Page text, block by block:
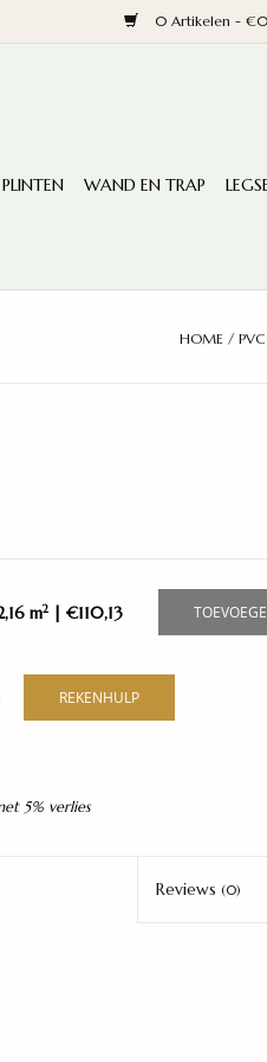
0 Artikelen -
PLINTEN WAND EN TRAP
HOME /
m2| €110,13
REKENHULP
5% verlies
Reviews(0)